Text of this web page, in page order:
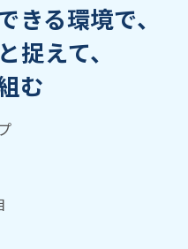
きる環境で、
捉えて、
む